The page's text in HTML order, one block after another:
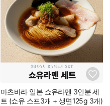
마츠바라 일본 쇼유라멘 3인분 세
트 (쇼유 스프3개 + 생면125g 3개)